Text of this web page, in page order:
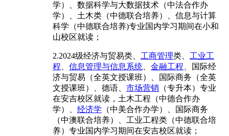
学）、数据科学与大数据技术（中法合作办
学）、土木类（中德联合培养）、信息与计算
科学（中德联合培养)专业国内学习期间在小和
山校区就读；
2.2024级经济与贸易类、 工商管理类、 工业工
程
信息管理与信息系统 金融工程 、国际经
济与贸易（全英文授课班）、国际商务（全英
文授课班）、德语、 市场营销 （专升本）专业
在安吉校区就读，土木工程（中德合作办
学）、 经济学 （中美合作办学）、国际商务
（中澳联合培养）、工业工程类（中德联合培
养）专业国内学习期间在安吉校区就读；